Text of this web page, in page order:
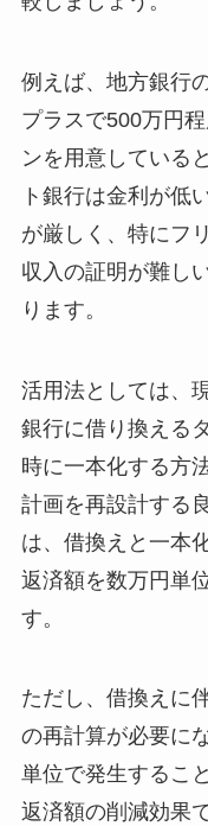
例えば、地方銀行
プラスで500万円
ンを用意している
ト銀行は金利が低
が厳しく、特にフ
収入の証明が難し
ります。
活用法としては、
銀行に借り換える
時に一本化する方
計画を再設計する
は、借換えと一本
返済額を数万円単
す。
ただし、借換えに
の再計算が必要に
単位で発生するこ
返済額の削減効果